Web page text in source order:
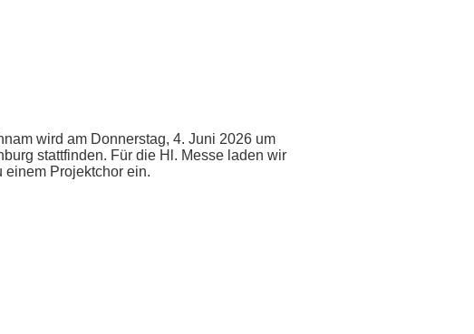
wird am Donnerstag, 4. Juni 2026 um
stattfinden. Für die Hl. Messe laden wir
einem Projektchor ein.